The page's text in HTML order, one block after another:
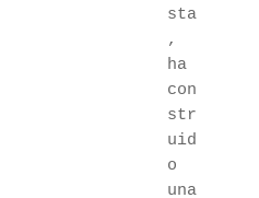
sta
,
ha
con
str
uid
o
una